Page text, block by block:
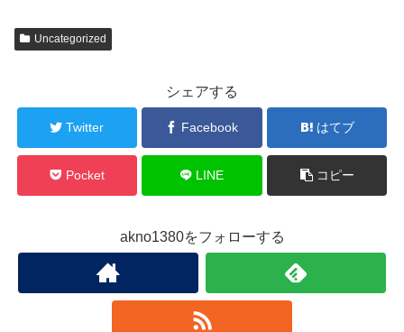
Uncategorized
シェアする
Twitter Facebook はてブ
Pocket LINE コピー
akno1380をフォローする